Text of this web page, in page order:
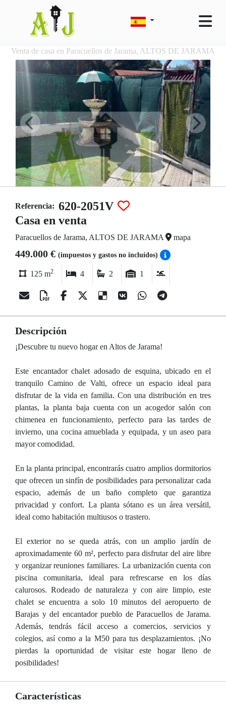
Venta de casa en Paracuellos de Jarama, ALTOS DE JARAMA
Referencia: 620-2051V
Casa en venta
Paracuellos de Jarama, ALTOS DE JARAMA mapa
449.000 € (impuestos y gastos no incluídos)
125 m2 4 2 1
Descripción
¡Descubre tu nuevo hogar en Altos de Jarama!
Este encantador chalet adosado de esquina, ubicado en el
tranquilo Camino de Valti, ofrece un espacio ideal para
disfrutar de la vida en familia. Con una distribución en tres
plantas, la planta baja cuenta con un acogedor salón con
chimenea en funcionamiento, perfecto para las tardes de
invierno, una cocina amueblada y equipada, y un aseo para
mayor comodidad.
En la planta principal, encontrarás cuatro amplios dormitorios
que ofrecen un sinfín de posibilidades para personalizar cada
espacio, además de un baño completo que garantiza
privacidad y confort. La planta sótano es un área versátil,
ideal como habitación multiusos o trastero.
El exterior no se queda atrás, con un amplio jardín de
aproximadamente 60 m², perfecto para disfrutar del aire libre
y organizar reuniones familiares. La urbanización cuenta con
piscina comunitaria, ideal para refrescarse en los días
calurosos. Rodeado de naturaleza y con aire limpio, este
chalet se encuentra a solo 10 minutos del aeropuerto de
Barajas y del encantador pueblo de Paracuellos de Jarama.
Además, tendrás fácil acceso a comercios, servicios y
colegios, así como a la M50 para tus desplazamientos. ¡No
pierdas la oportunidad de visitar este hogar lleno de
posibilidades!
Características